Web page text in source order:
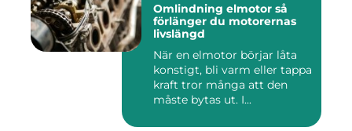
Omlindning elmotor så
förlänger du motorernas
livslängd
När en elmotor börjar låta
konstigt, bli varm eller tappa
kraft tror många att den
måste bytas ut. I...